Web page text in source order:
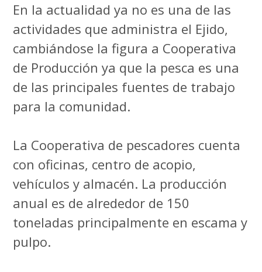
En la actualidad ya no es una de las
actividades que administra el Ejido,
cambiándose la figura a Cooperativa
de Producción ya que la pesca es una
de las principales fuentes de trabajo
para la comunidad.
La Cooperativa de pescadores cuenta
con oficinas, centro de acopio,
vehículos y almacén. La producción
anual es de alrededor de 150
toneladas principalmente en escama y
pulpo.